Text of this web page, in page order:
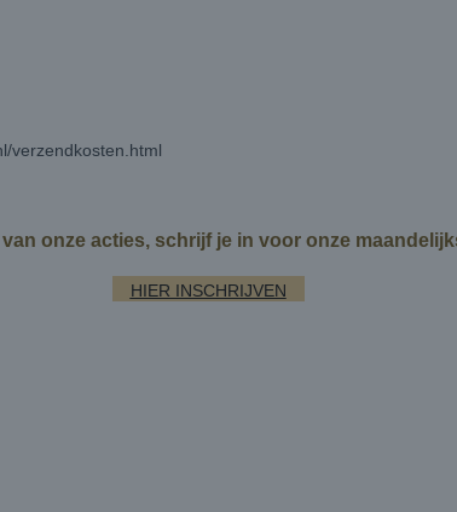
verzendkosten.html
onze acties, schrijf je in voor onze
HIER INSCHRIJVEN